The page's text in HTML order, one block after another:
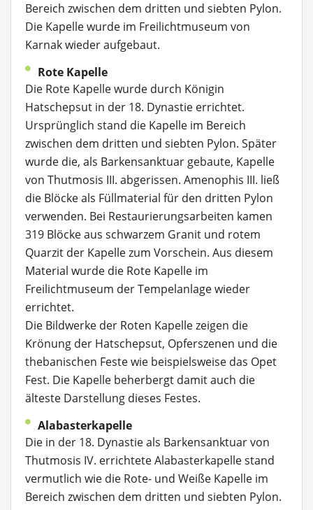
Bereich zwischen dem dritten und siebten Pylon.
Die Kapelle wurde im Freilichtmuseum von
Karnak wieder aufgebaut.
Rote Kapelle
Die Rote Kapelle wurde durch Königin
Hatschepsut in der 18. Dynastie errichtet.
Ursprünglich stand die Kapelle im Bereich
zwischen dem dritten und siebten Pylon. Später
wurde die, als Barkensanktuar gebaute, Kapelle
von Thutmosis III. abgerissen. Amenophis III. ließ
die Blöcke als Füllmaterial für den dritten Pylon
verwenden. Bei Restaurierungsarbeiten kamen
319 Blöcke aus schwarzem Granit und rotem
Quarzit der Kapelle zum Vorschein. Aus diesem
Material wurde die Rote Kapelle im
Freilichtmuseum der Tempelanlage wieder
errichtet.
Die Bildwerke der Roten Kapelle zeigen die
Krönung der Hatschepsut, Opferszenen und die
thebanischen Feste wie beispielsweise das Opet
Fest. Die Kapelle beherbergt damit auch die
älteste Darstellung dieses Festes.
Alabasterkapelle
Die in der 18. Dynastie als Barkensanktuar von
Thutmosis IV. errichtete Alabasterkapelle stand
vermutlich wie die Rote- und Weiße Kapelle im
Bereich zwischen dem dritten und siebten Pylon.